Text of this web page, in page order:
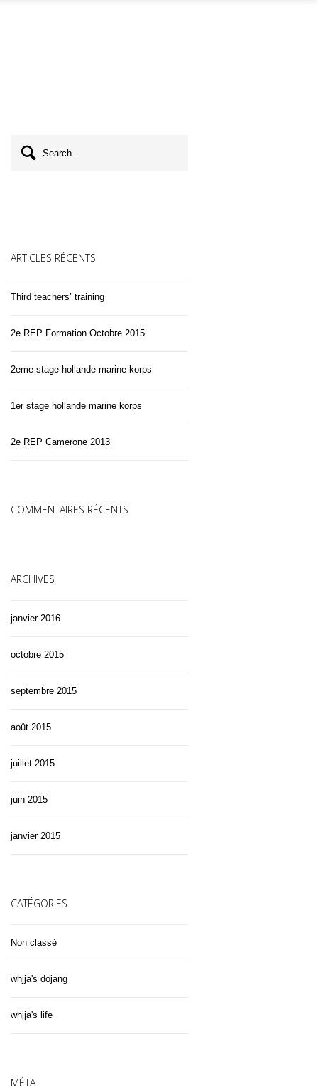
ARTICLES RÉCENTS
Third teachers’ training
2e REP Formation Octobre 2015
2eme stage hollande marine korps
1er stage hollande marine korps
2e REP Camerone 2013
COMMENTAIRES RÉCENTS
ARCHIVES
janvier 2016
octobre 2015
septembre 2015
août 2015
juillet 2015
juin 2015
janvier 2015
CATÉGORIES
Non classé
whjja's dojang
whjja's life
MÉTA